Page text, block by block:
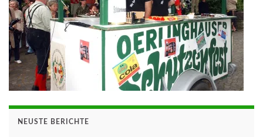
NEUSTE BERICHTE